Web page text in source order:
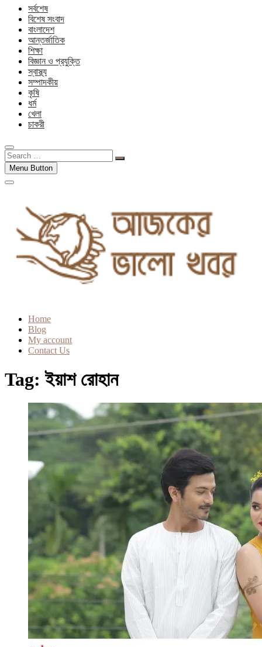
সর্বশেষ
বিশেষ সংবাদ
বাংলাদেশ
আন্তর্জাতিক
শিক্ষা
বিজ্ঞান ও প্রযুক্তি
স্বাস্থ্য
সম্পাদকীয়
কৃষি
ধর্ম
খেলা
চাকরী
Search
…Menu Button
Home
Blog
My account
Contact Us
Tag:ইয়াশ রোহান